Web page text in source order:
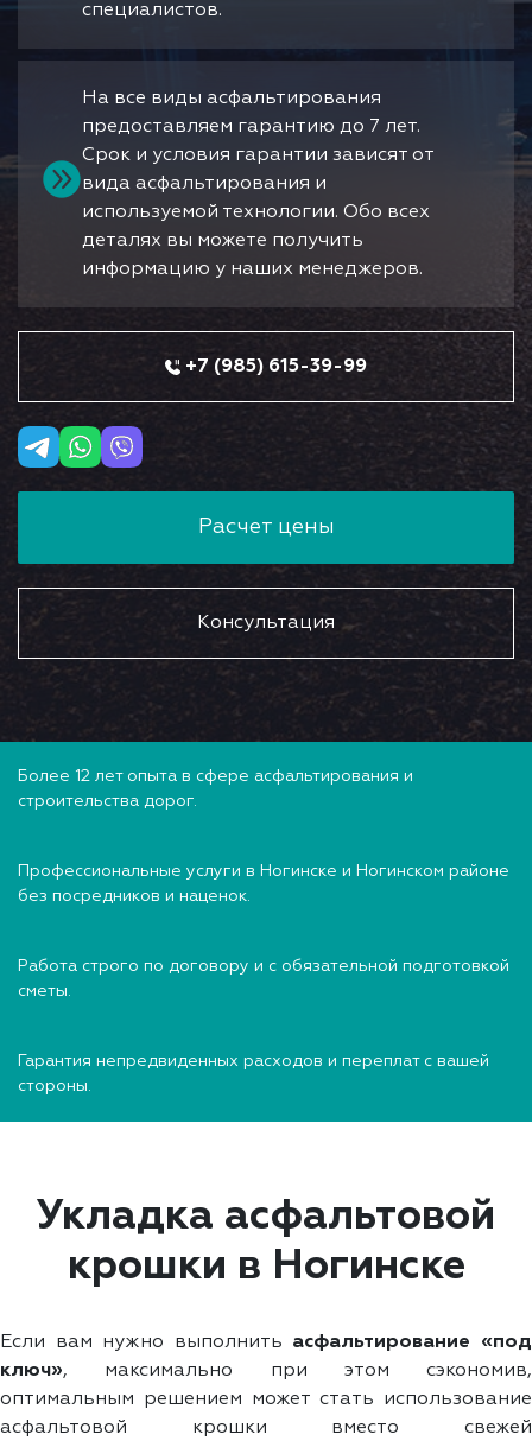
специалистов.
На все виды асфальтирования
предоставляем гарантию до 7 лет.
Срок и условия гарантии зависят от
вида асфальтирования и
используемой технологии. Обо всех
деталях вы можете получить
информацию у наших менеджеров.
+7 (985) 615-39-99
Расчет цены
Консультация
Более 12 лет опыта в сфере асфальтирования и
строительства дорог.
Профессиональные услуги в Ногинске и Ногинском районе
без посредников и наценок.
Работа строго по договору и с обязательной подготовкой
сметы.
Гарантия непредвиденных расходов и переплат с вашей
стороны.
Укладка асфальтовой
крошки в Ногинске
Если вам нужно выполнить асфальтирование «под
ключ», максимально при этом сэкономив,
оптимальным решением может стать использование
асфальтовой крошки вместо свежей